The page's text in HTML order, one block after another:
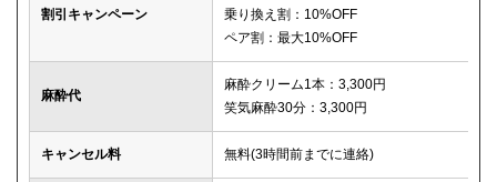
割引キャンペーン
乗り換え割：10%OFF
ペア割：最大10%OFF
麻酔代
麻酔クリーム1本：3,300円
笑気麻酔30分：3,300円
キャンセル料 無料(3時間前までに連絡)